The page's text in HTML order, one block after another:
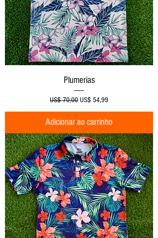
Plumerias
Preço normal
US$ 70,00 Preço promocional
US$ 54,99
Adicionar ao carrinho